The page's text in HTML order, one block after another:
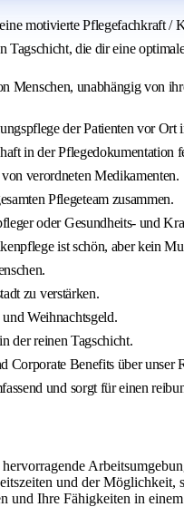
motivierte Pflegefachkraft
Tagschicht, die dir eine
unabhängig von
der Patienten vor Ort
in der Pflegedokumentation
verordneten Medikamenten.
Pflegeteam zusammen.
oder Gesundheits- und
ist schön, aber kein
zu verstärken.
Weihnachtsgeld.
der reinen Tagschicht.
Corporate Benefits über unser
und sorgt für einen
und der
Ihre Fähigkeiten in